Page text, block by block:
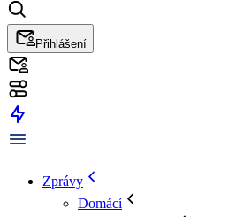
Přihlášení
Zprávy
Domácí